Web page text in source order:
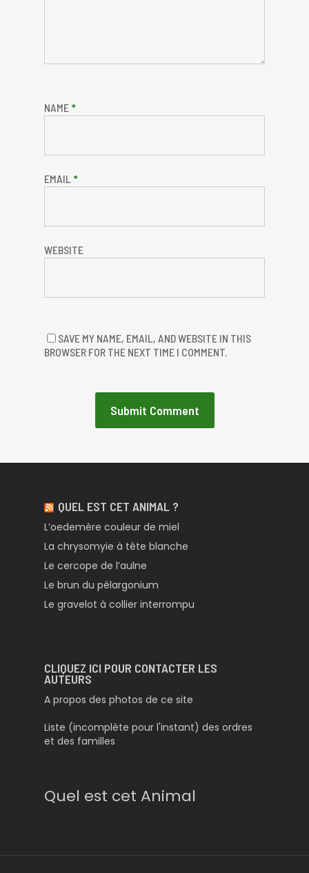
NAME *
EMAIL *
WEBSITE
SAVE MY NAME, EMAIL, AND WEBSITE IN THIS
BROWSER FOR THE NEXT TIME I COMMENT.
QUEL EST CET ANIMAL ?
L’oedemère couleur de miel
La chrysomyie à tête blanche
Le cercope de l’aulne
Le brun du pélargonium
Le gravelot à collier interrompu
CLIQUEZ ICI POUR CONTACTER LES
AUTEURS
A propos des photos de ce site
Liste (incomplète pour l'instant) des ordres
et des familles
Quel est cet Animal